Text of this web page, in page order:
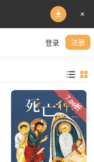
登录 注册